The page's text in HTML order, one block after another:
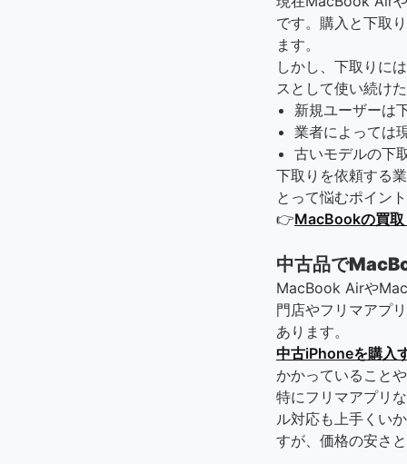
です。購入と下取
ます。
しかし、下取りに
スとして使い続け
新規ユーザーは
業者によっては
古いモデルの下
下取りを依頼する
とって悩むポイン
👉MacBookの買取
中古品で
MacBook Airや
門店やフリマアプ
あります。
中古iPhoneを購入
かかっていること
特にフリマアプリ
ル対応も上手くい
すが、価格の安さ